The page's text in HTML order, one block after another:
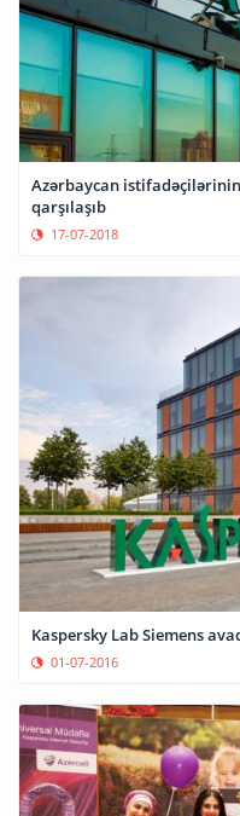
Azərbaycan
qarşılaşıb
17-07-2018
Kaspersky Lab Siemens
01-07-2016